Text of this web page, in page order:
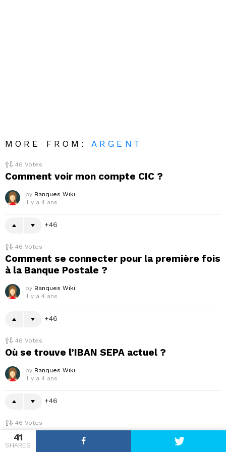
41
SHARES
MORE FROM:ARGENT
46 Votes
Comment voir mon compte CIC ?
by Banques Wiki
il y a 4 ans
46
46 Votes
Comment se connecter pour la première fois
à la Banque Postale ?
by Banques Wiki
il y a 4 ans
46
46 Votes
Où se trouve l’IBAN SEPA actuel ?
by Banques Wiki
il y a 4 ans
46
46 Votes
Pourquoi les prix changent sur BlaBlaCar ?